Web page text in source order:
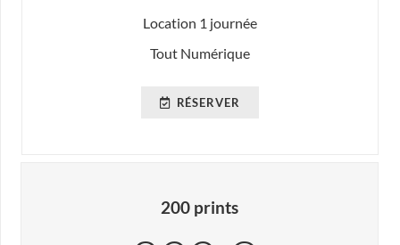
Location 1 journée
Tout Numérique
RÉSERVER
200 prints